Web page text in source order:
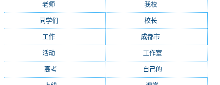
老师 我校(15)
同学们 校长(13)
工作 成都市
活动 工作室
高考(9) 自己的